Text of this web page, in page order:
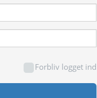
Forbliv logget ind